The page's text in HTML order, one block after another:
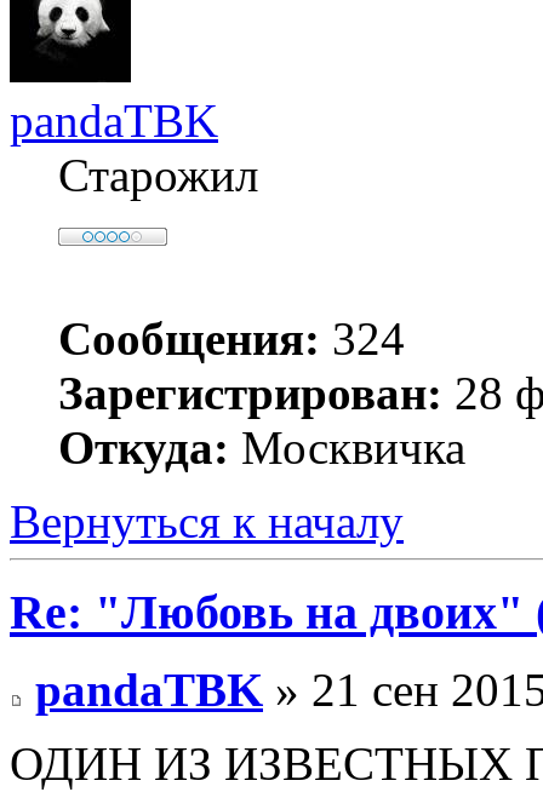
pandaTBK
Старожил
Сообщения: 324
Зарегистрирован: 28
Откуда: Москвичка
Вернуться к началу
Re: "Любовь на двоих"
pandaTBK » 21 сен
ОДИН ИЗ ИЗВЕСТНЫХ